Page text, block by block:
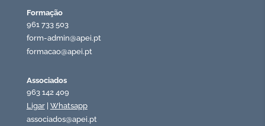
Formação
961 733 503
form-admin@apei.pt
formacao@apei.pt
Associados
963 142 409
Ligar| Whatsapp
associados@apei.pt